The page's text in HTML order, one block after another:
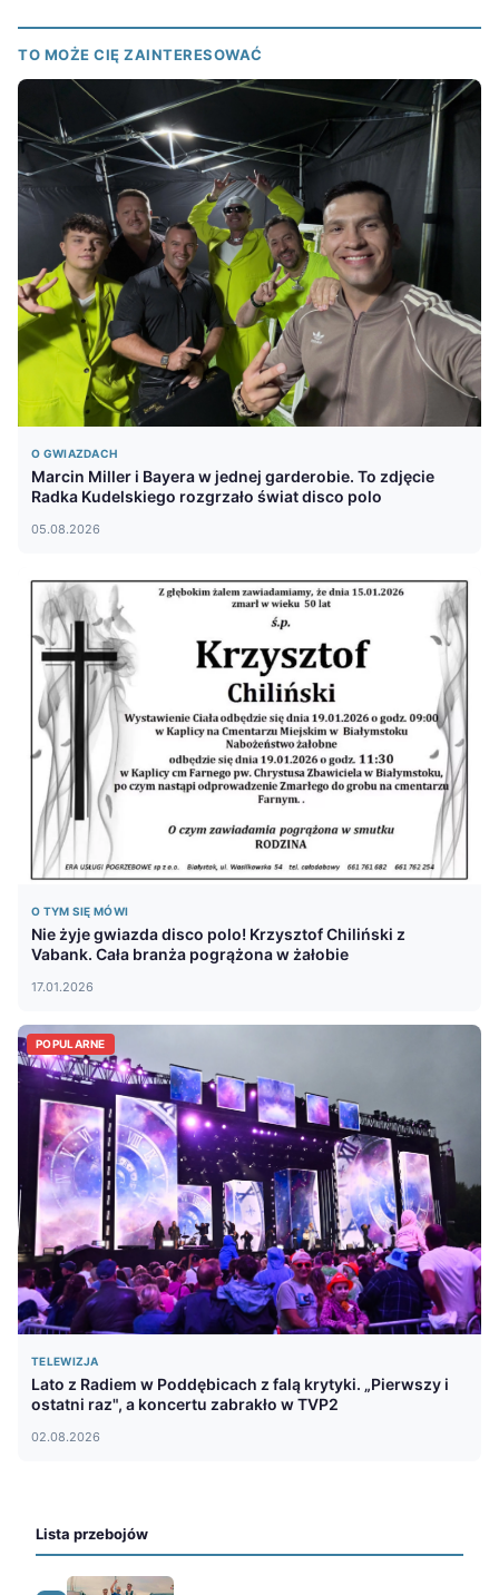
TO MOŻE CIĘ ZAINTERESOWAĆ
O GWIAZDACH
Marcin Miller i Bayera w jednej garderobie. To zdjęcie
Radka Kudelskiego rozgrzało świat disco polo
05.08.2026
O TYM SIĘ MÓWI
Nie żyje gwiazda disco polo! Krzysztof Chiliński z
Vabank. Cała branża pogrążona w żałobie
17.01.2026
POPULARNE
TELEWIZJA
Lato z Radiem w Poddębicach z falą krytyki. „Pierwszy i
ostatni raz", a koncertu zabrakło w TVP2
02.08.2026
Lista przebojów